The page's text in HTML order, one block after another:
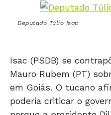
Deputado Túlio Isac
Isac (PSDB) se
Mauro Rubem (PT)
em Goiás. O tucano
poderia criticar o